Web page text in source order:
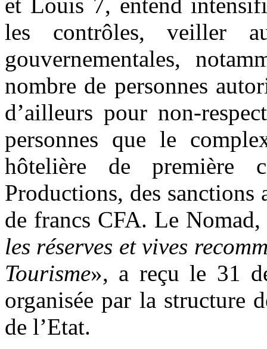
les contrôles, veiller
gouvernementales,
nombre de personnes
d’ailleurs pour non-
personnes que le
hôtelière de première
Productions, des sanctions
de francs CFA. Le
les réserves et vives
Tourisme», a reçu le 31
organisée par la structure
de l’Etat.